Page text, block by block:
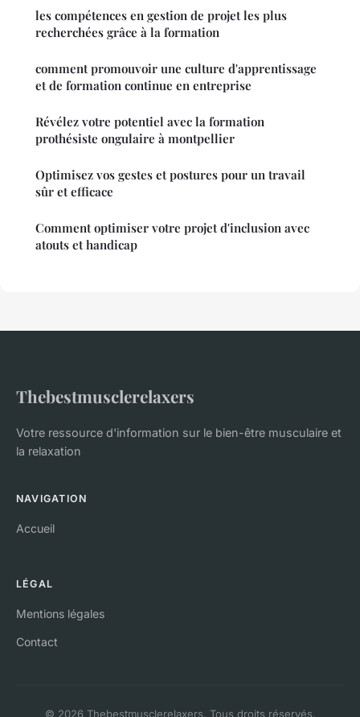
les compétences en gestion de projet les plus
recherchées grâce à la formation
comment promouvoir une culture d'apprentissage
et de formation continue en entreprise
Révélez votre potentiel avec la formation
prothésiste ongulaire à montpellier
Optimisez vos gestes et postures pour un travail
sûr et efficace
Comment optimiser votre projet d'inclusion avec
atouts et handicap
Thebestmusclerelaxers
Votre ressource d'information sur le bien-être musculaire et
la relaxation
NAVIGATION
Accueil
LÉGAL
Mentions légales
Contact
© 2026 Thebestmusclerelaxers. Tous droits réservés.